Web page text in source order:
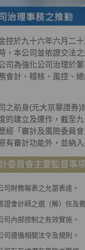
控於九十六年六月二
，本公司並依證交法
司為強化公司治理於
會計、稽核、風控、
之前身(元大京華證券)
的建立及運作，截至
經「審計及風險委員
有審計功能外，並納
委員會主要監督事
司財務報表之允當表達。
證會計師之選（解）任及
司內部控制之有效實施。
司遵循相關法令及規則。